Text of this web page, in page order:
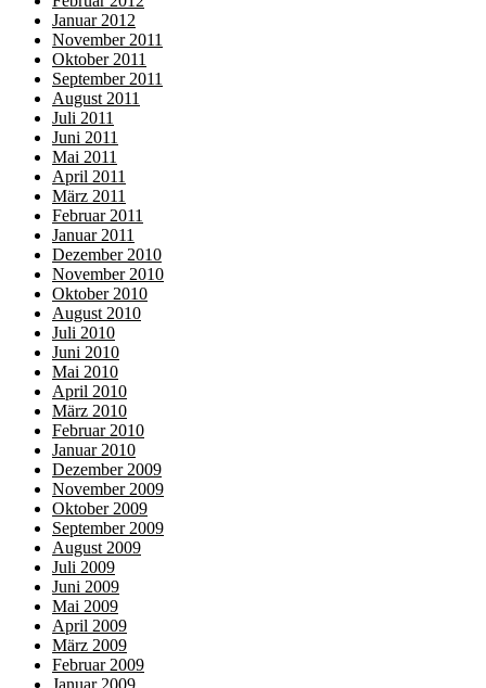
Januar 2012
November 2011
Oktober 2011
September 2011
August 2011
Juli 2011
Juni 2011
Mai 2011
April 2011
März 2011
Februar 2011
Januar 2011
Dezember 2010
November 2010
Oktober 2010
August 2010
Juli 2010
Juni 2010
Mai 2010
April 2010
März 2010
Februar 2010
Januar 2010
Dezember 2009
November 2009
Oktober 2009
September 2009
August 2009
Juli 2009
Juni 2009
Mai 2009
April 2009
März 2009
Februar 2009